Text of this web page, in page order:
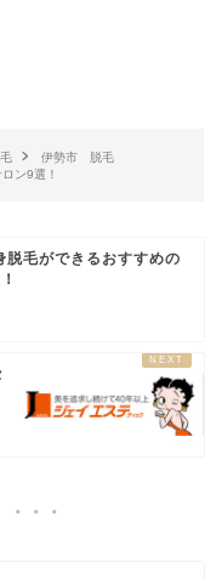
伊勢市 脱毛
ン9選！
脱毛ができるおすすめの